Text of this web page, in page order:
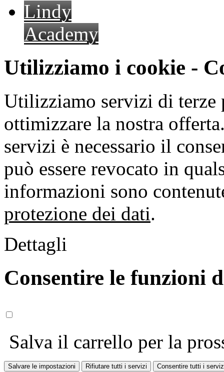
Lindy
Academy
Utilizziamo i cookie -
Utilizziamo servizi di terze
ottimizzare la nostra
servizi è necessario il
può essere revocato in
informazioni sono
protezione dei dati.
Dettagli
Consentire le funzioni
Salva il carrello per la
Salvare le impostazioni Rifiutare tutti i servizi Consentire tutti i